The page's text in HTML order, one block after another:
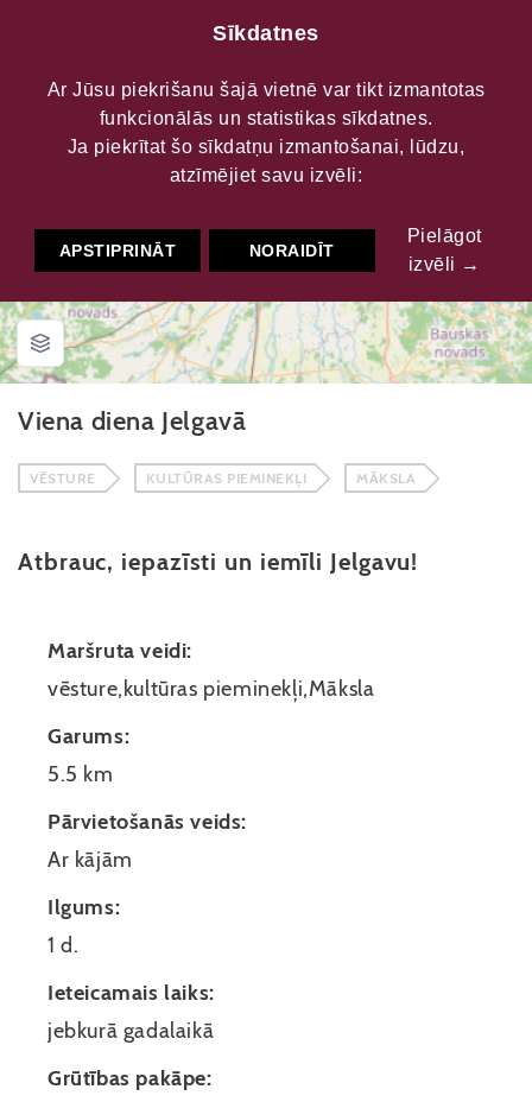
Viena diena Jelgavā
Viena diena Jelgavā
VĒSTURE KULTŪRAS PIEMINEKĻI MĀKSLA
Atbrauc, iepazīsti un iemīli Jelgavu!
Maršruta veidi:
vēsture,kultūras pieminekļi,Māksla
Garums:
5.5 km
Pārvietošanās veids:
Ar kājām
Ilgums:
1 d.
Ieteicamais laiks:
jebkurā gadalaikā
Grūtības pakāpe:
Sīkdatnes
Ar Jūsu piekrišanu šajā vietnē var tikt izmantotas
funkcionālās un statistikas sīkdatnes.
Ja piekrītat šo sīkdatņu izmantošanai, lūdzu,
atzīmējiet savu izvēli:
APSTIPRINĀT NORAIDĪT
Pielāgot
izvēli →